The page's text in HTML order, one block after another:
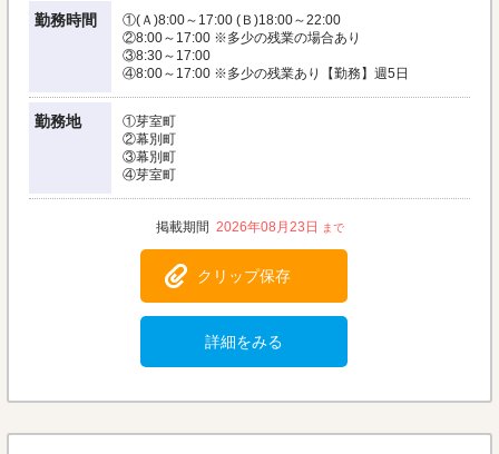
勤務時間
①(Ａ)8:00～17:00 (Ｂ)18:00～22:00
②8:00～17:00 ※多少の残業の場合あり
③8:30～17:00
④8:00～17:00 ※多少の残業あり【勤務】週5日
勤務地
①芽室町
②幕別町
③幕別町
④芽室町
2026年08月23日
クリップ保存
詳細をみる